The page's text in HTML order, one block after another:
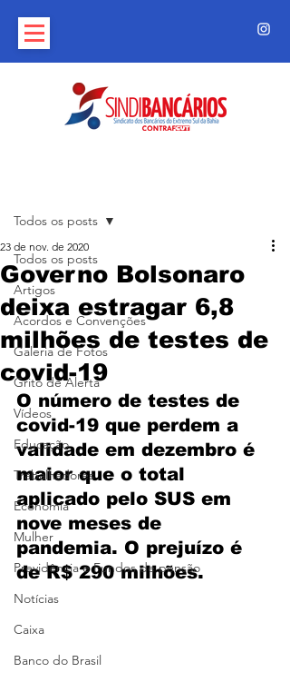
Todos os posts
Artigos
Acordos e Convenções
Galeria de Fotos
Grito de Alerta
Vídeos
Educação
Trabalhadores
Economia
Mulher
Previdência e Fundos de pensão
Notícias
Caixa
Banco do Brasil
Todos os posts
Governo Bolsonaro
deixa estragar 6,8
milhões de testes de
covid-19
23 de nov. de 2020
O número de testes de
covid-19 que perdem a
validade em dezembro é
maior que o total
aplicado pelo SUS em
nove meses de
pandemia. O prejuízo é
de R$ 290 milhões.